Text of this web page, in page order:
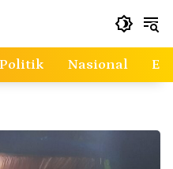
Politik Nasional